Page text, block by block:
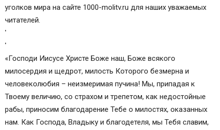
уголков мира на сайте 1000-molitv.ru для наших уважаемых
читателей.
'
'
«Господи Иисусе Христе Боже наш, Боже всякого
милосердия и щедрот, милость Которого безмерна и
человеколюбия – неизмеримая пучина! Мы, припадая к
Твоему величию, со страхом и трепетом, как недостойные
рабы, приносим благодарение Тебе о милостях, оказанных
нам. Как Господа, Владыку и благодетеля, мы Тебя славим,